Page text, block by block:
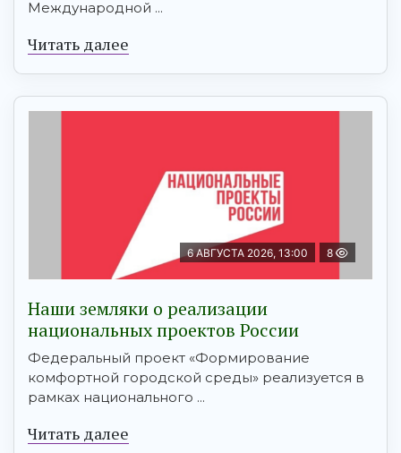
Международной ...
Читать далее
6 АВГУСТА 2026, 13:00 8
Наши земляки о реализации
национальных проектов России
Федеральный проект «Формирование
комфортной городской среды» реализуется в
рамках национального ...
Читать далее